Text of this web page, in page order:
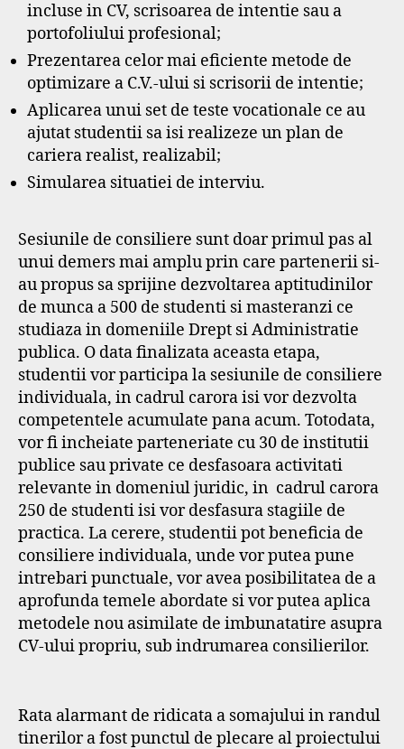
incluse in CV, scrisoarea de intentie sau a
portofoliului profesional;
Prezentarea celor mai eficiente metode de
optimizare a C.V.-ului si scrisorii de intentie;
Aplicarea unui set de teste vocationale ce au
ajutat studentii sa isi realizeze un plan de
cariera realist, realizabil;
Simularea situatiei de interviu.
Sesiunile de consiliere sunt doar primul pas al
unui demers mai amplu prin care partenerii si-
au propus sa sprijine dezvoltarea aptitudinilor
de munca a 500 de studenti si masteranzi ce
studiaza in domeniile Drept si Administratie
publica. O data finalizata aceasta etapa,
studentii vor participa la sesiunile de consiliere
individuala, in cadrul carora isi vor dezvolta
competentele acumulate pana acum. Totodata,
vor fi incheiate parteneriate cu 30 de institutii
publice sau private ce desfasoara activitati
relevante in domeniul juridic, in cadrul carora
250 de studenti isi vor desfasura stagiile de
practica. La cerere, studentii pot beneficia de
consiliere individuala, unde vor putea pune
intrebari punctuale, vor avea posibilitatea de a
aprofunda temele abordate si vor putea aplica
metodele nou asimilate de imbunatatire asupra
CV-ului propriu, sub indrumarea consilierilor.
Rata alarmant de ridicata a somajului in randul
tinerilor a fost punctul de plecare al proiectului